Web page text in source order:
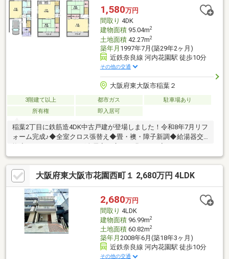
納有ではないですが、収納スペースは豊富にございます●学校・
スーパー・コンビニが徒歩10分圏内と近く、住環境が充実した立
地も魅力的！●収益物件としても適しています！
1,580万円
間取り 4DK
建物面積95.04m2
土地面積42.27m2
築年月 1997年7月(築29年2ヶ月)
近鉄奈良線 河内花園駅 徒歩10分
その他の交通
大阪府東大阪市稲葉２
3階建て以上 都市ガス
駐車場あり
所有権
即入居可
稲葉2丁目に鉄筋造4DK中古戸建が登場しました！令和8年7月リフ
ォーム完成♪◆全室クロス張替え◆畳・襖・障子新調◆給湯器交
ーム済のキレイな室内で新生活をスタートできます♪是非一度ご覧
ください！（株）ミーツ不動産は徹底してお客様に寄り添ったヒ
アリングを元に、物件からご購入の方法、お住み替えなどお客様
のニーズに叶った提案をさせて頂きます。もちろん押し売りやお
客様のご都合に反する様な事は一切ございません。ご安心いただ
ける環境をスタッフ一同心掛けておりますので、お気軽にお問合
せ下さいませ。
大阪府東大阪市花園西町１ 2,680万円 4LDK
2,680万円
間取り 4LDK
建物面積96.99m2
土地面積60.82m2
築年月 2008年6月(築18年3ヶ月)
近鉄奈良線 河内花園駅 徒歩10分
その他の交通